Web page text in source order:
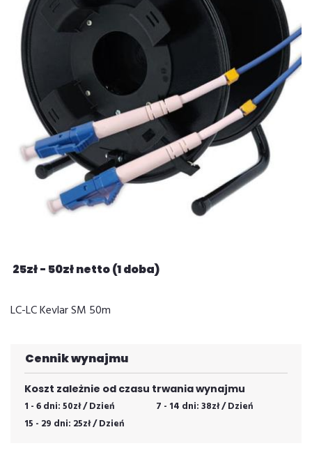
25zł- 50złnetto (1 doba)
LC-LC Kevlar SM 50m
Cennik wynajmu
1 - 6 dni:50zł/ Dzień 7 - 14 dni:38zł/ Dzień
15 - 29 dni: 25zł/ Dzień